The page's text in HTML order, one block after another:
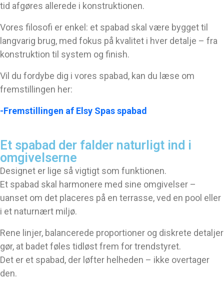
tid afgøres allerede i konstruktionen.
Vores filosofi er enkel: et spabad skal være bygget til
langvarig brug, med fokus på kvalitet i hver detalje – fra
konstruktion til system og finish.
Vil du fordybe dig i vores spabad, kan du læse om
fremstillingen her:
-Fremstillingen af Elsy Spas spabad
Et spabad der falder naturligt ind i
omgivelserne
Designet er lige så vigtigt som funktionen.
Et spabad skal harmonere med sine omgivelser –
uanset om det placeres på en terrasse, ved en pool eller
i et naturnært miljø.
Rene linjer, balancerede proportioner og diskrete detaljer
gør, at badet føles tidløst frem for trendstyret.
Det er et spabad, der løfter helheden – ikke overtager
den.